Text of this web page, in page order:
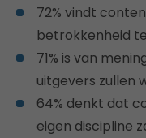
72% vindt
betrokkenheid
71% is van
uitgevers zullen
64% denkt dat
eigen discipline